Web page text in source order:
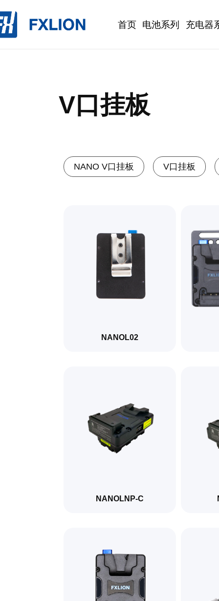
首页 电池系列 充电器
V口挂板
NANO V口挂板 V口挂板
NANOL02
NANOLNP-C